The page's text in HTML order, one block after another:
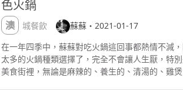
語文章等，繼續以一文多發形式發放於中、港、澳
時尚生活網站的專欄內，詳情請點擊蘇蘇的 新浪
落』httpwww.weibo.comsusannaklprofile
httpswww.facebook.comsososusanna
httpinstagram.comsososusanna 時尚生活專欄
手機Apps ELLE HK 澳門人氣資訊網站CTM。
163.com。LOFTER 中國攜程氫氣球 中國搜狐新聞
聯絡及邀約 susannakL88@yahoo.com.hk
活網站的專欄內，詳情請點擊蘇蘇的 新浪微博 『
httpwww.weibo.comsusannaklprofile Facebook
httpswww.facebook.comsososusanna
httpinstagram.comsososusanna 時尚生活專欄
手機Apps 國際時尚雜誌 ELLE HK 澳門人氣資訊
LifeMag 中國163.com。LOFTER 中國攜程氫氣球
膠和海鮮，嚐一口味道清甜，口感豐富。綠色的湯
洋菜炒香，加高湯榨汁後，再加上花膠和海鮮，這
的粵菜代表。 椒鹽本灣小海鮮 蘇蘇很喜歡吃椒鹽
脆惹味。大廚選用了這天新鮮的瀨尿蝦和河鮮沙
美，其實可否多吃一份XD 雞湯火腿浸兒菜淮山
蘇喜愛的，可以吃出蔬菜的原味，淮山健康口感粉
TFOR TAPAS 鴨肝大大件的法包多士，鴨肝是外脆
了鴨肝油的多士香噴噴的，回味回窮。 歡樂時光
吃晚餐了，先來一盤海鮮拼盤 黃金海岸餐廳。 海
中、小3個份量，這個是中的，46個人分享最好，
是餐廳的招牌菜之一。 扒帶子柚子沙律 黃金海岸
子，用爽脆的蔬菜配搭。 黑松露小籠包 鼎泰豐
靈感的Snow Angel Mickey 系列大型藝術作品，
全球首發呢。 是次參與展覽的藝術家包括有戴維‧
Flores、坎帕納工作室Estudio Campana、下田
爾伯特 Philip Colbert及天明屋尚 Tenmyouya
Infinity」是以迪士尼經典角色為創作靈感的系列
在摩珀斯酒店大堂就可以見到3件1.2米高的Snow
很漂亮吧，很想帶他們回家呢。 而由美國著名藝
色火鍋
澳城餐飲
蘇蘇・2021-01-17
在一年四季中，蘇蘇對吃火鍋這回事都熱情不減
太多的火鍋種類選擇了，完全不會讓人生厭，特
美食街裡，無論是麻辣的、養生的、清湯的、雞